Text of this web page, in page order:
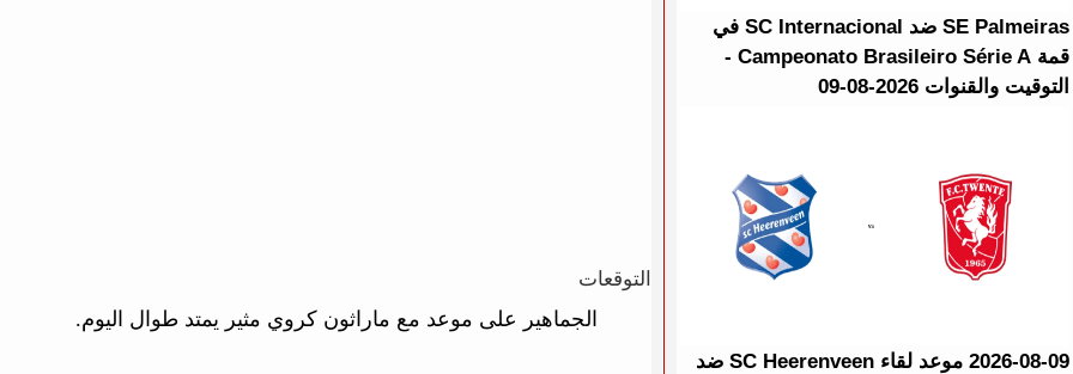
التوقعات
الجماهير على موعد مع ماراثون كروي مثير يمتد طوال اليوم.
SE Palmeiras ضد SC Internacional في
قمة Campeonato Brasileiro Série A -
التوقيت والقنوات 2026-08-09
2026-08-09 موعد لقاء SC Heerenveen ضد